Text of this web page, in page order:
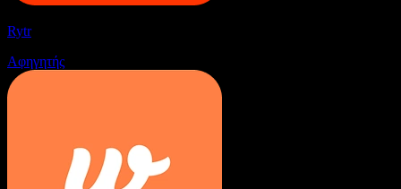
Rytr
Αφηγητής